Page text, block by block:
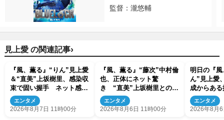
監督：瀧悠輔
見上愛 の関連記事›
『風、薫る』“りん”見上愛
＆“直美”上坂樹里、感染収
束で固い握手 ネット感動
「このバディは最強」「ア
ツい」
エンタメ
2026年8月7日 11時00分
『風、薫る』“藤次”中村倫
也、正体にネット驚
き “直美”上坂樹里との出
会いにも反響「力になって
くれそう」「仲良くしな
エンタメ
2026年8月6日 11時00分
明日の『
ん”見上愛
成からあ
エンタメ
2026年8月